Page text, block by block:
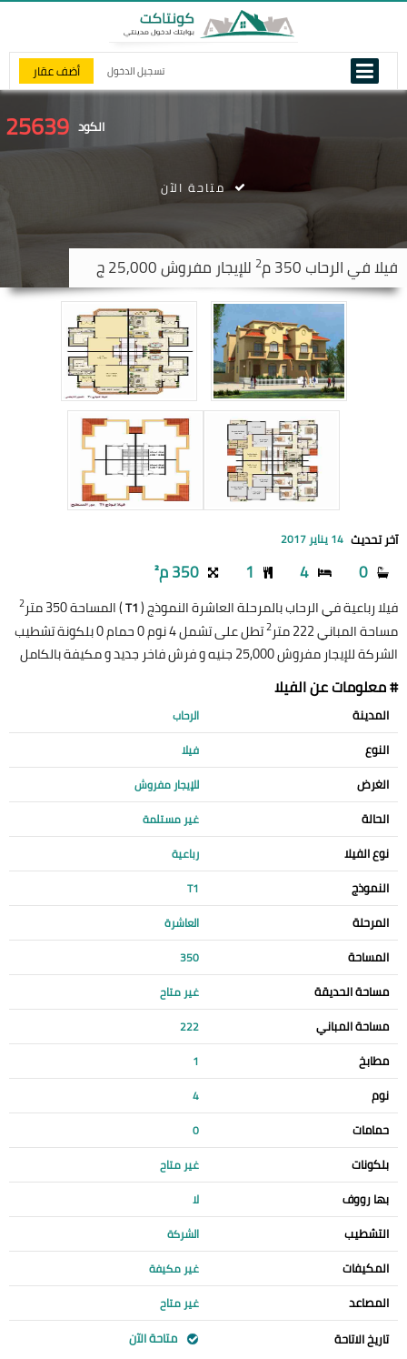
تسجيل الدخول أضف عقار
الكود 25639
فيلا فيالرحاب 2 للإيجار مفروش 25,000 ج
متاحة الآن
آخر تحديث 14 يناير 2017
0
4
1 350 م²
فيلا رباعية في الرحاب بالمرحلة العاشرة النموذج (T1) المساحة 350 متر 2
مساحة المباني 222 متر 2
تطل على تشمل 4 نوم 0 حمام 0 بلكونة تشطيب
الشركة للإيجار مفروش 25,000 جنيه و فرش فاخر جديد و مكيفة بالكامل
# معلومات عن الفيلا
المدينة الرحاب
النوع فيلا
الغرض للإيجار مفروش
الحالة غير مستلمة
نوع الفيلا رباعية
النموذج T1
المرحلة العاشرة
المساحة 350
مساحة الحديقة غير متاح
مساحة المباني 222
مطابخ 1
نوم 4
حمامات 0
بلكونات غير متاح
بها رووف لا
التشطيب الشركة
المكيفات غير مكيفة
المصاعد غير متاح
تاريخ الاتاحة متاحة الآن